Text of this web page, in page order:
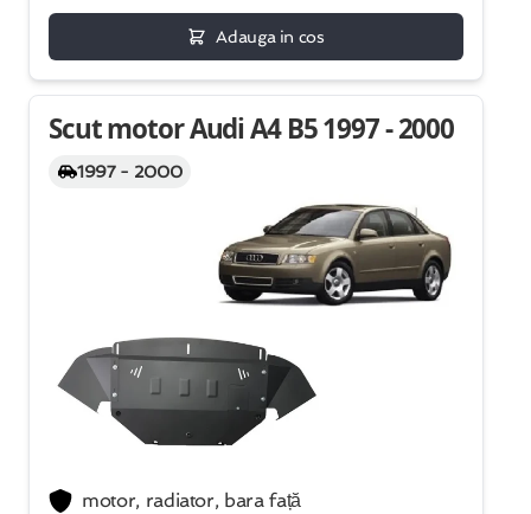
Adauga in cos
Scut motor Audi A4 B5 1997 - 2000
1997 - 2000
motor, radiator, bara față